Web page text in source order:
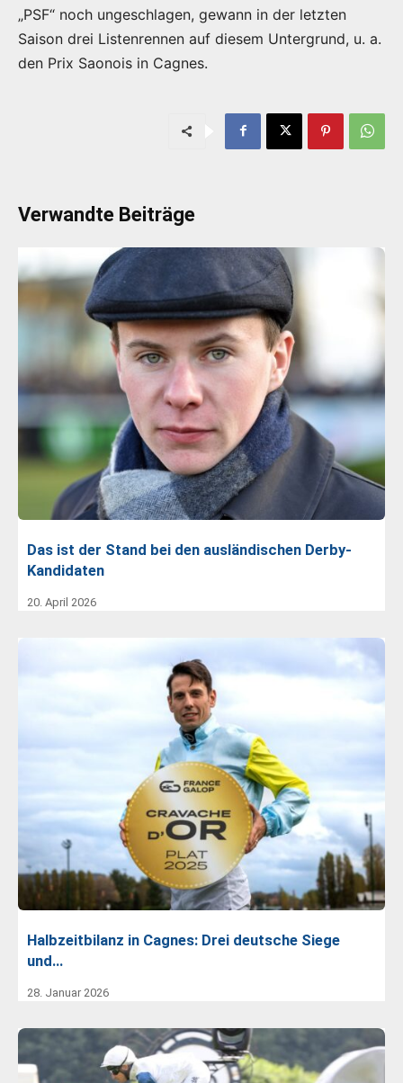
„PSF“ noch ungeschlagen, gewann in der letzten
Saison drei Listenrennen auf diesem Untergrund, u. a.
den Prix Saonois in Cagnes.
Verwandte Beiträge
Das ist der Stand bei den ausländischen Derby-
Kandidaten
20. April 2026
Halbzeitbilanz in Cagnes: Drei deutsche Siege
und…
28. Januar 2026